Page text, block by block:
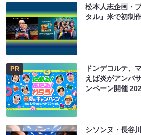
松本人志企画・
タル』米で初制
PR
ドンデコルテ、
えば炎がアンバ
ンペーン開催
シソンヌ・長谷